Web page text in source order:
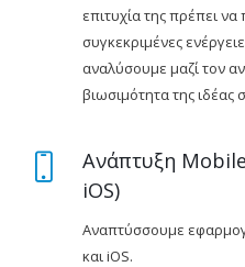
επιτυχία της πρέπει
συγκεκριμένες
αναλύσουμε μαζί τον
βιωσιμότητα της ιδέας
Ανάπτυξη
iOS)
Αναπτύσσουμε
και iOS.